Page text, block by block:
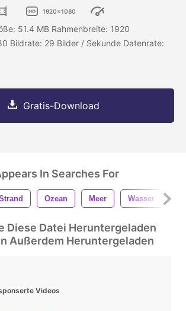
1920x1080
51.4 MB Rahmenbreite: 1920
Bildrate: 29 Bilder / Sekunde Datenrate:
Gratis-Download
In Searches For
Ozean Meer Wasser
Diese Datei Heruntergeladen
Außerdem Heruntergeladen
Videos